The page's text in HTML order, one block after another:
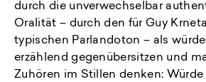
durch die unverwechselbar
Oralität – durch den für Guy
typischen Parlandoton – als
erzählend gegenübersitzen und
Zuhören im Stillen denken: Würde